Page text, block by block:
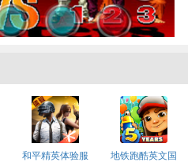
和平精英体验服
地铁跑酷英文国